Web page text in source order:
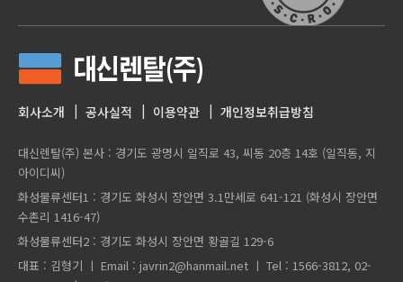
회사소개 공사실적 이용약관 개인정보취급방침
대신렌탈(주) 본사 : 경기도 광명시 일직로 43, 씨동 20층 14호 (일직동, 지
아이디씨)
화성물류센터1 : 경기도 화성시 장안면 3.1만세로 641-121 (화성시 장안면
수촌리 1416-47)
화성물류센터2 : 경기도 화성시 장안면 황골길 129-6
대표 : 김형기 ㅣ Email : javrin2@hanmail.net ㅣ Tel : 1566-3812, 02-